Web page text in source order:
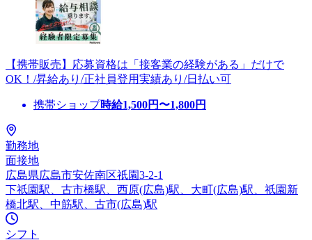
【携帯販売】応募資格は「接客業の経験がある」だけで
OK！/昇給あり/正社員登用実績あり/日払い可
携帯ショップ時給1,500円〜1,800円
勤務地
面接地
広島県広島市安佐南区祇園3-2-1
下祇園駅、古市橋駅、西原(広島)駅、大町(広島)駅、祇園新
橋北駅、中筋駅、古市(広島)駅
シフト